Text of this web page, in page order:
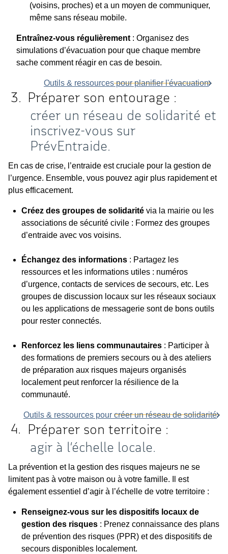
(voisins, proches) et a un moyen de communiquer,
même sans réseau mobile.
Entraînez-vous régulièrement : Organisez des
simulations d’évacuation pour que chaque membre
sache comment réagir en cas de besoin.
Outils & ressources pour planifier l'évacuation
Préparer son entourage :
créer un réseau de solidarité et
inscrivez-vous sur
PrévEntraide.
En cas de crise, l’entraide est cruciale pour la gestion de
l’urgence. Ensemble, vous pouvez agir plus rapidement et
plus efficacement.
Créez des groupes de solidaritévia la mairie ou les
associations de sécurité civile : Formez des groupes
d’entraide avec vos voisins.
Échangez des informations: Partagez les
ressources et les informations utiles : numéros
d’urgence, contacts de services de secours, etc. Les
groupes de discussion locaux sur les réseaux sociaux
ou les applications de messagerie sont de bons outils
pour rester connectés.
Renforcez les liens communautaires: Participer à
des formations de premiers secours ou à des ateliers
de préparation aux risques majeurs organisés
localement peut renforcer la résilience de la
communauté.
Outils & ressources pour créer un réseau de solidarité
Préparer son territoire :
agir à l’échelle locale.
La prévention et la gestion des risques majeurs ne se
limitent pas à votre maison ou à votre famille. Il est
également essentiel d’agir à l’échelle de votre territoire :
Renseignez-vous sur les dispositifs locaux de
gestion des risques: Prenez connaissance des plans
de prévention des risques (PPR) et des dispositifs de
secours disponibles localement.